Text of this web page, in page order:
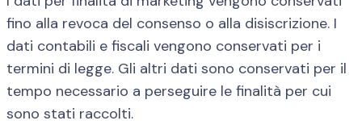
fino alla revoca del consenso o alla disiscrizione. I
dati contabili e fiscali vengono conservati per i
termini di legge. Gli altri dati sono conservati per il
tempo necessario a perseguire le finalità per cui
sono stati raccolti.